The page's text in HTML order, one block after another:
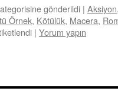
gönderildi | Aksiyon,
Örnek, Kötülük, Macera,
| Yorum yapın